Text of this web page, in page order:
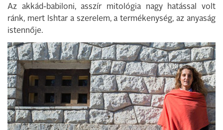
Az akkád-babiloni, asszír mitológia nagy hatással volt
ránk, mert Ishtar a szerelem, a termékenység, az anyaság
istennője.